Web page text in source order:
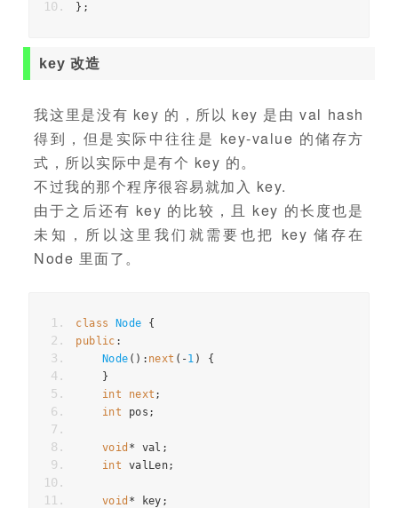
};
key 改造
我这里是没有 key 的，所以 key 是由 val hash
得到，但是实际中往往是 key-value 的储存方
式，所以实际中是有个 key 的。
不过我的那个程序很容易就加入 key.
由于之后还有 key 的比较，且 key 的长度也是
未知，所以这里我们就需要也把 key 储存在
Node 里面了。
class Node
{
public :
Node (): next (-1 )
{
}
int
next ;
int pos ;
void * val ;
int valLen;
void * key ;